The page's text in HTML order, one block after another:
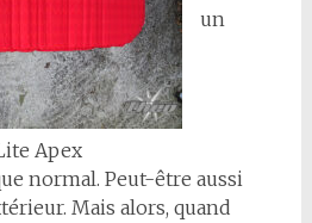
Apex
un
normal. Peut-être aussi
Mais alors, quand